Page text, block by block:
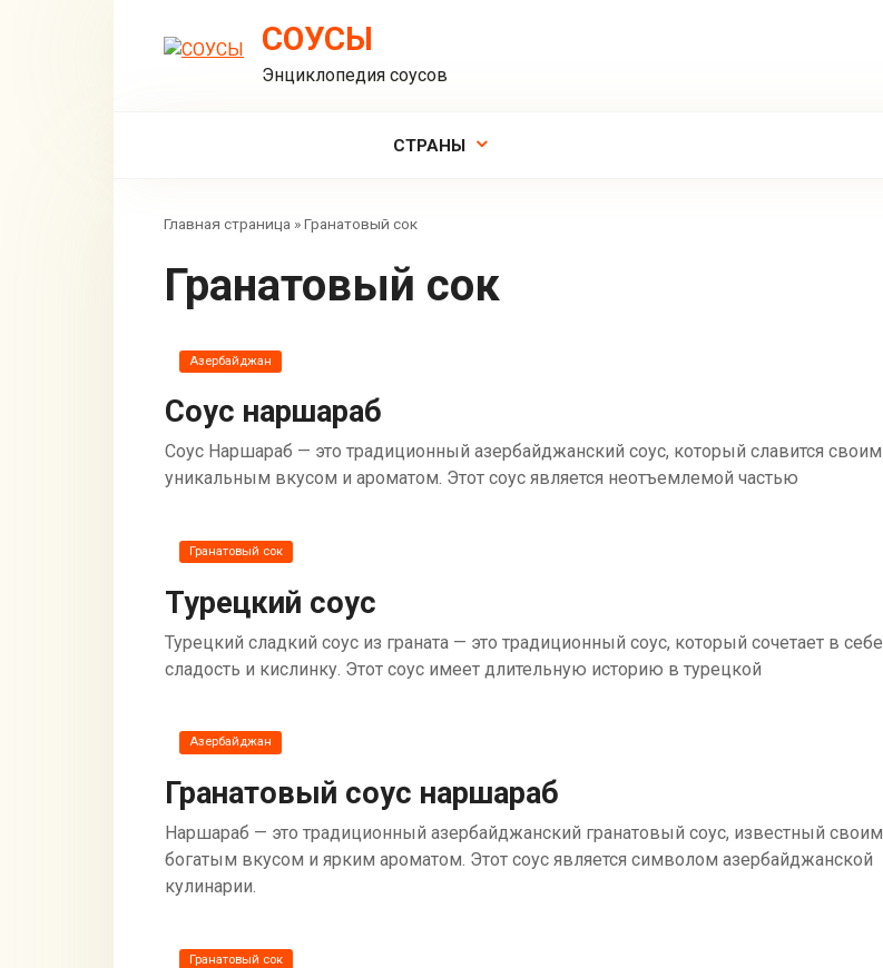
СОУСЫ
Энциклопедия соусов
СТРАНЫ
Главная страница »Гранатовый сок
Гранатовый сок
Азербайджан
Соус наршараб
Соус Наршараб — это традиционный азербайджанский соус, который славится своим
уникальным вкусом и ароматом. Этот соус является неотъемлемой частью
Гранатовый сок
Турецкий соус
Турецкий сладкий соус из граната — это традиционный соус, который сочетает в себе
сладость и кислинку. Этот соус имеет длительную историю в турецкой
Азербайджан
Гранатовый соус наршараб
Наршараб — это традиционный азербайджанский гранатовый соус, известный своим
богатым вкусом и ярким ароматом. Этот соус является символом азербайджанской
кулинарии.
Гранатовый сок